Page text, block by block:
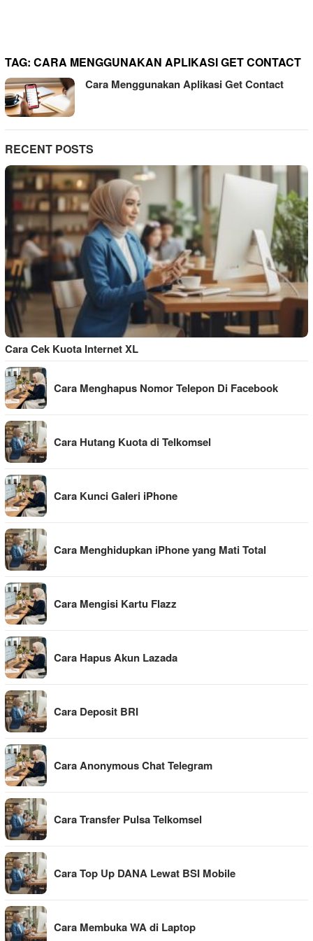
TAG: CARA MENGGUNAKAN APLIKASI GET CONTACT
Cara Menggunakan Aplikasi Get Contact
RECENT POSTS
Cara Cek Kuota Internet XL
Cara Menghapus Nomor Telepon Di Facebook
Cara Hutang Kuota di Telkomsel
Cara Kunci Galeri iPhone
Cara Menghidupkan iPhone yang Mati Total
Cara Mengisi Kartu Flazz
Cara Hapus Akun Lazada
Cara Deposit BRI
Cara Anonymous Chat Telegram
Cara Transfer Pulsa Telkomsel
Cara Top Up DANA Lewat BSI Mobile
Cara Membuka WA di Laptop